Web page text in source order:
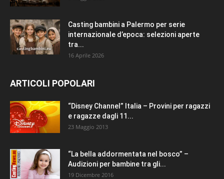
Casting bambini a Palermo per serie
internazionale d’epoca: selezioni aperte
tra...
16 Aprile 2026
ARTICOLI POPOLARI
“Disney Channel” Italia – Provini per ragazzi
e ragazze dagli 11...
23 Maggio 2013
“La bella addormentata nel bosco” –
Audizioni per bambine tra gli...
19 Dicembre 2016